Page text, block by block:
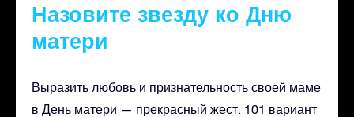
Назовите звезду ко Дню
матери
Выразить любовь и признательность своей маме
в День матери — прекрасный жест. 101 вариант